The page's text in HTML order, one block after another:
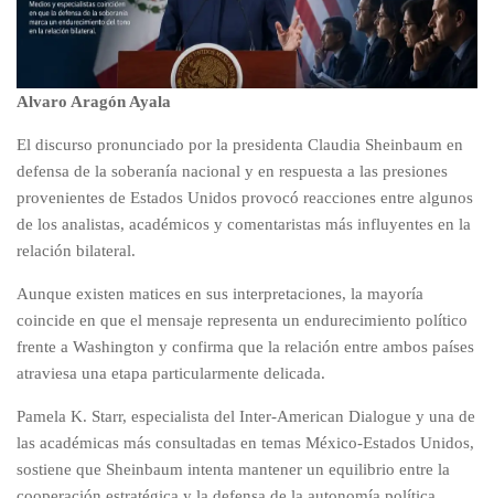
Alvaro Aragón Ayala
El discurso pronunciado por la presidenta Claudia Sheinbaum en
defensa de la soberanía nacional y en respuesta a las presiones
provenientes de Estados Unidos provocó reacciones entre algunos
de los analistas, académicos y comentaristas más influyentes en la
relación bilateral.
Aunque existen matices en sus interpretaciones, la mayoría
coincide en que el mensaje representa un endurecimiento político
frente a Washington y confirma que la relación entre ambos países
atraviesa una etapa particularmente delicada.
Pamela K. Starr, especialista del Inter-American Dialogue y una de
las académicas más consultadas en temas México-Estados Unidos,
sostiene que Sheinbaum intenta mantener un equilibrio entre la